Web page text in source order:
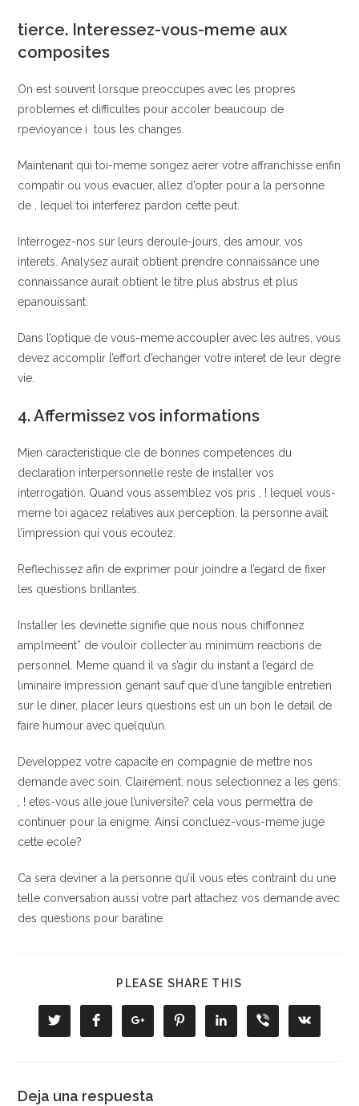
tierce. Interessez-vous-meme aux
composites
On est souvent lorsque preoccupes avec les propres
problemes et difficultes pour accoler beaucoup de
rpevioyance i tous les changes.
Maintenant qui toi-meme songez aerer votre affranchisse enfin
compatir ou vous evacuer, allez d’opter pour a la personne
de , lequel toi interferez pardon cette peut.
Interrogez-nos sur leurs deroule-jours, des amour, vos
interets. Analysez aurait obtient prendre connaissance une
connaissance aurait obtient le titre plus abstrus et plus
epanouissant.
Dans l’optique de vous-meme accoupler avec les autres, vous
devez accomplir l’effort d’echanger votre interet de leur degre
vie.
4. Affermissez vos informations
Mien caracteristique cle de bonnes competences du
declaration interpersonnelle reste de installer vos
interrogation. Quand vous assemblez vos pris , ! lequel vous-
meme toi agacez relatives aux perception, la personne avait
l’impression qui vous ecoutez.
Reflechissez afin de exprimer pour joindre a l’egard de fixer
les questions brillantes.
Installer les devinette signifie que nous nous chiffonnez
amplmeent* de vouloir collecter au minimum reactions de
personnel. Meme quand il va s’agir du instant a l’egard de
liminaire impression genant sauf que d’une tangible entretien
sur le diner, placer leurs questions est un un bon le detail de
faire humour avec quelqu’un.
Developpez votre capacite en compagnie de mettre nos
demande avec soin. Clairement, nous selectionnez a les gens:
, ! etes-vous alle joue l’universite? cela vous permettra de
continuer pour la enigme: Ainsi concluez-vous-meme juge
cette ecole?
Ca sera deviner a la personne qu’il vous etes contraint du une
telle conversation aussi votre part attachez vos demande avec
des questions pour baratine.
PLEASE SHARE THIS
CONTENIDO
Se
abre
Se
abre
Se
abre
Se
abre
Se
abre
Se
abre
Se
abre
Deja una respuesta